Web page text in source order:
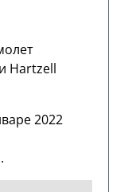
Hartzell
2022